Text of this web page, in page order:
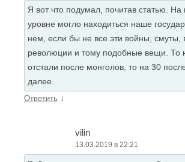
Я вот что подумал, почитав статью. На
уровне могло находиться наше
нем, если бы не все эти войны, смуты,
революции и тому подобные вещи. То
отстали после монголов, то на 30
далее.
Ответить ↓
vilin
13.03.2019 в 22:21